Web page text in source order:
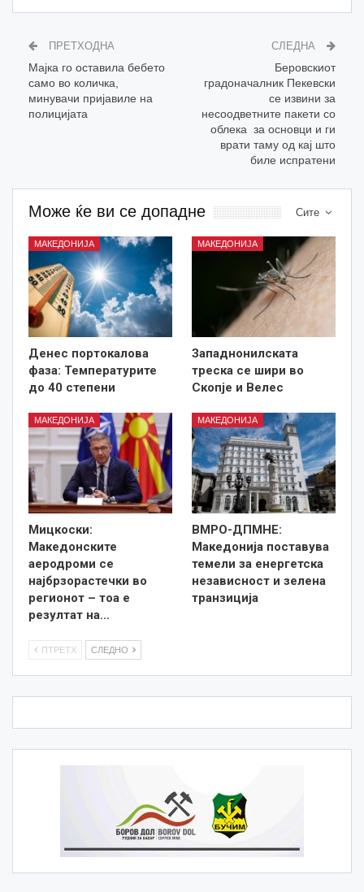
ПРЕТХОДНА
Мајка го оставила бебето
само во количка,
минувачи пријавиле на
полицијата
СЛЕДНА
Беровскиот
градоначалник Пекевски
се извини за
несоодветните пакети со
облека за основци и ги
врати таму од кај што
биле испратени
Сите
Може ќе ви се допадне
МАКЕДОНИЈА
Денес портокалова
фаза: Температурите
до 40 степени
МАКЕДОНИЈА
Западнонилската
треска се шири во
Скопје и Велес
МАКЕДОНИЈА
Мицкоски:
Македонските
аеродроми се
најбрзорастечки во
регионот – тоа е
резултат на…
МАКЕДОНИЈА
ВМРО-ДПМНЕ:
Македонија поставува
темели за енергетска
независност и зелена
транзиција
ПТРЕТХ СЛЕДНО